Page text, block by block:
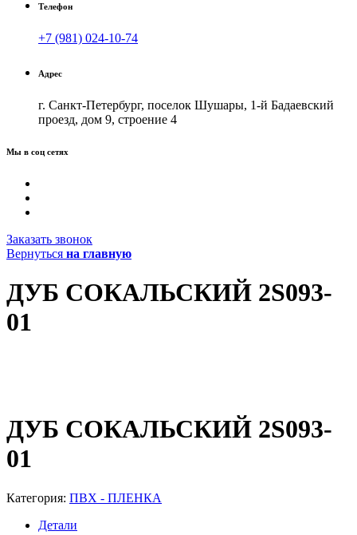
Телефон
+7 (981) 024-10-74
Адрес
г. Санкт-Петербург, поселок Шушары, 1-й Бадаевский
проезд, дом 9, строение 4
Мы в соц сетях
Заказать звонок
Вернуться на главную
ДУБ СОКАЛЬСКИЙ 2S093-
01
ДУБ СОКАЛЬСКИЙ 2S093-
01
Категория: ПВХ - ПЛЕНКА
Детали